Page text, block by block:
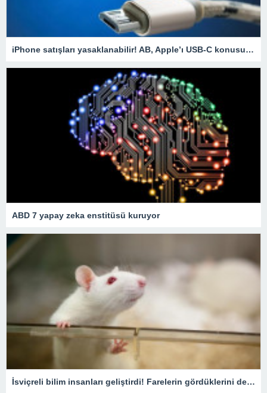
iPhone satışları yasaklanabilir! AB, Apple’ı USB-C konusunda uyardı
ABD 7 yapay zeka enstitüsü kuruyor
İsviçreli bilim insanları geliştirdi! Farelerin gördüklerini deşifre ediyor